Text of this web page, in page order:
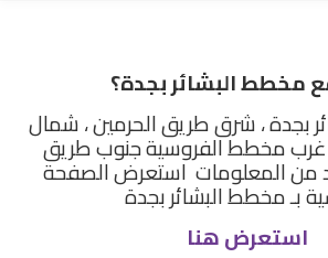
مخطط البشائر بجدة؟
بجدة ، شرق طريق الحرمين ، شمال
غرب مخطط الفروسية جنوب طريق
من المعلومات استعرض الصفحة
بـ مخطط البشائر بجدة
استعرض هنا